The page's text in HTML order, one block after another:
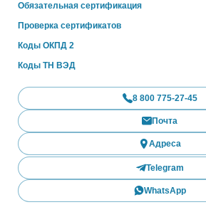
Обязательная сертификация
Проверка сертификатов
Коды ОКПД 2
Коды ТН ВЭД
8 800 775-27-45
Почта
Адреса
Telegram
WhatsApp